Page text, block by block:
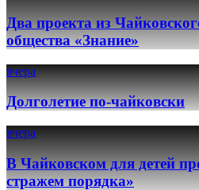
Два проекта из
общества «Знание»
вчера
Долголетие по-чайковски
вчера
В Чайковском для детей
стражем порядка»